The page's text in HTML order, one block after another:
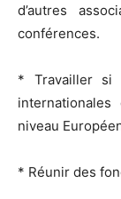
d’autres
conférences.
* Travailler si
niveau
* Réunir des